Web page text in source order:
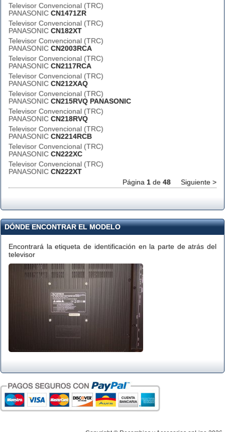
Televisor Convencional (TRC)
PANASONIC CN1471ZR
Televisor Convencional (TRC)
PANASONIC CN182XT
Televisor Convencional (TRC)
PANASONIC CN2003RCA
Televisor Convencional (TRC)
PANASONIC CN2117RCA
Televisor Convencional (TRC)
PANASONIC CN212XAQ
Televisor Convencional (TRC)
PANASONIC CN215RVQ PANASONIC
Televisor Convencional (TRC)
PANASONIC CN218RVQ
Televisor Convencional (TRC)
PANASONIC CN2214RCB
Televisor Convencional (TRC)
PANASONIC CN222XC
Televisor Convencional (TRC)
PANASONIC CN222XT
Página 1 de 48 Siguiente >
DÓNDE ENCONTRAR EL MODELO
Encontrará la etiqueta de identificación en la parte de atrás del
televisor